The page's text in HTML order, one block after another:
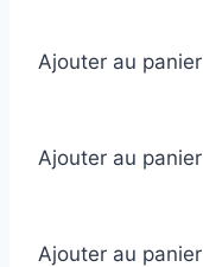
Ajouter au panier
Ajouter au panier
Ajouter au panier